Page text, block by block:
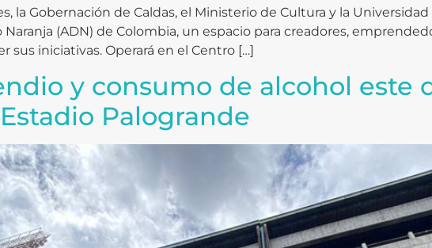
Gobernación de Caldas, el Ministerio de Cultura y la Universidad
(ADN) de Colombia, un espacio para creadores,
sus iniciativas. Operará en el Centro […]
y consumo de alcohol este
Palogrande